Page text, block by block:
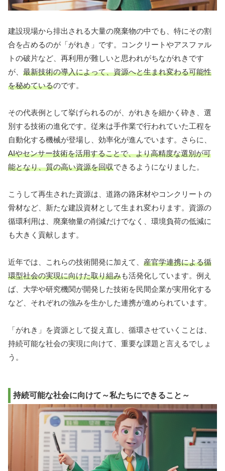
建設現場から排出される大量の廃棄物の中でも、特にその割
合を占めるのが「がれき」です。コンクリートやアスファル
トの破片など、再利用が難しいと思われがちながれきです
が、 最新技術の導入によって、資源へと生まれ変わる可能性
を秘めているのです。
その代表例として挙げられるのが、がれきを細かく砕き、選
別する技術の進化です。従来は手作業で行われていた工程を
自動化する機械が登場し、効率化が進んでいます。さらに、
AIやセンサー技術を活用することで、より高精度な選別が可
能となり、質の高い資源を回収できるようになりました。
こうして再生された資源は、道路の路床材やコンクリートの
骨材など、新たな建設資材として生まれ変わります。資源の
循環利用は、廃棄物量の削減だけでなく、環境負荷の低減に
も大きく貢献します。
近年では、これらの技術開発に加えて、 産官学連携による循
環型社会の実現に向けた取り組みも活発化しています。例え
ば、大学や研究機関が開発した技術を民間企業が実用化する
など、それぞれの強みを生かした連携が進められています。
「がれき」を資源として捉え直し、循環させていくことは、
持続可能な社会の実現に向けて、重要な課題と言えるでしょ
う。
持続可能な社会に向けて～私たちにできること～